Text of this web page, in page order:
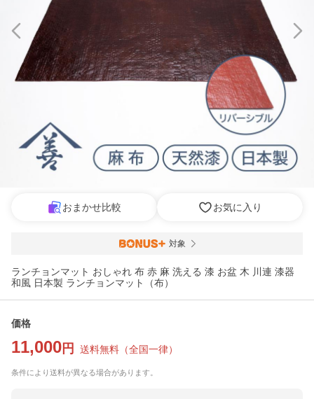
おまかせ比較 お気に入り
対象
ランチョンマット おしゃれ 布 赤 麻 洗える 漆 お盆 木 川連 漆器
和風 日本製 ランチョンマット（布）
価格
11,000 円 送料無料 （全国一律）
条件により送料が異なる場合があります。